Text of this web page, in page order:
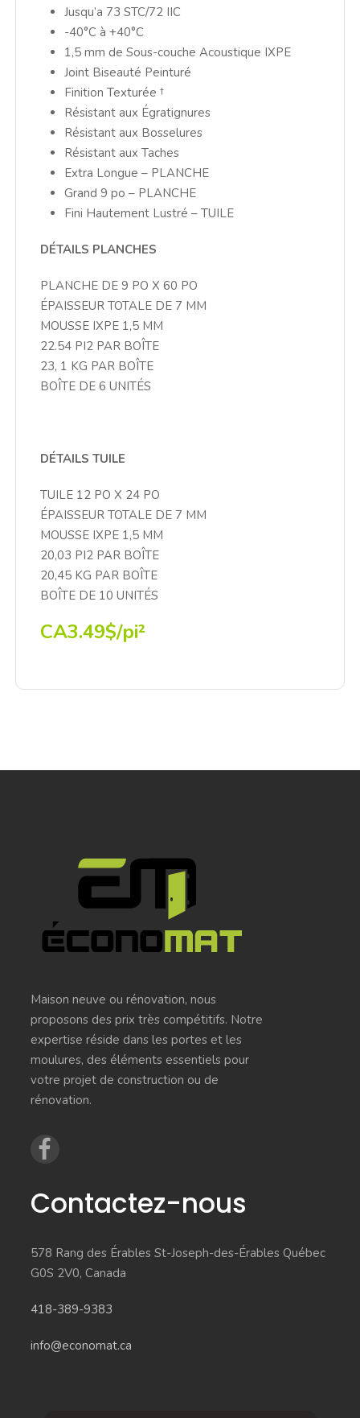
Jusqu’a 73 STC/72 IIC
-40°C à +40°C
1,5 mm de Sous-couche Acoustique IXPE
Joint Biseauté Peinturé
Finition Texturée †
Résistant aux Égratignures
Résistant aux Bosselures
Résistant aux Taches
Extra Longue – PLANCHE
Grand 9 po – PLANCHE
Fini Hautement Lustré – TUILE
DÉTAILS PLANCHES
PLANCHE DE 9 PO X 60 PO
ÉPAISSEUR TOTALE DE 7 MM
MOUSSE IXPE 1,5 MM
22.54 PI2 PAR BOÎTE
23, 1 KG PAR BOÎTE
BOÎTE DE 6 UNITÉS
DÉTAILS TUILE
TUILE 12 PO X 24 PO
ÉPAISSEUR TOTALE DE 7 MM
MOUSSE IXPE 1,5 MM
20,03 PI2 PAR BOÎTE
20,45 KG PAR BOÎTE
BOÎTE DE 10 UNITÉS
CA3.49$/pi²
Maison neuve ou rénovation, nous
proposons des prix très compétitifs. Notre
expertise réside dans les portes et les
moulures, des éléments essentiels pour
votre projet de construction ou de
rénovation.
Contactez-nous
578 Rang des Érables St-Joseph-des-Érables Québec
G0S 2V0, Canada
418-389-9383
info@economat.ca